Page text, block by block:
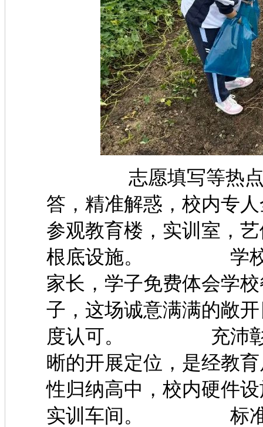
志愿填写等热点问
答，精准解惑，校内专
参观教育楼，实训室，
根底设施。 学校同
家长，学子免费体会学
子，这场诚意满满的敞
度认可。 充沛彰显
晰的开展定位，是经教
性归纳高中，校内硬件
实训车间。 标准化